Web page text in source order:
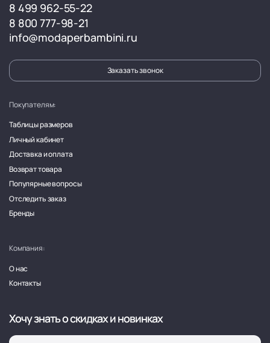
8 499 962-55-22
8 800 777-98-21
info@modaperbambini.ru
Заказать звонок
Покупателям:
Таблицы размеров
Личный кабинет
Доставка и оплата
Возврат товара
Популярные вопросы
Отследить заказ
Бренды
Компания:
О нас
Контакты
Хочу знать о скидках и новинках